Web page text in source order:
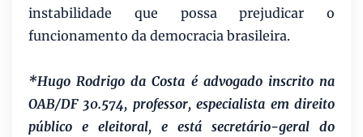
instabilidade que possa prejudicar o
funcionamento da democracia brasileira.
*Hugo Rodrigo da Costa é advogado inscrito na
OAB/DF 30.574, professor, especialista em direito
público e eleitoral, e está secretário-geral do